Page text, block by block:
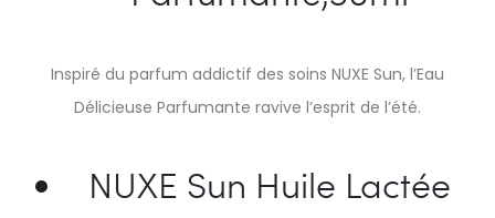
Inspiré du parfum addictif des soins NUXE Sun, l’Eau
Délicieuse Parfumante ravive l’esprit de l’été.
NUXE Sun Huile Lactée